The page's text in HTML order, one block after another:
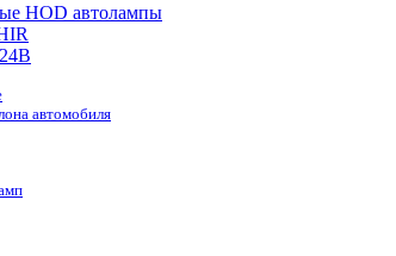
HOD автолампы
автомобиля